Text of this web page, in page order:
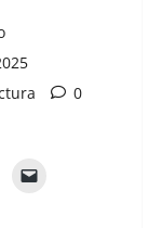
0